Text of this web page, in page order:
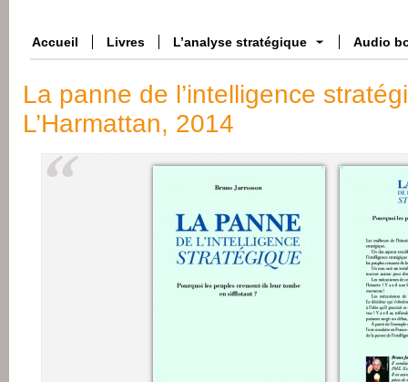
Accueil Livres L’analyse stratégique Audio
La panne de l’intelligence
L’Harmattan, 2014